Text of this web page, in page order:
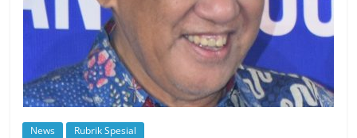
News Rubrik Spesial